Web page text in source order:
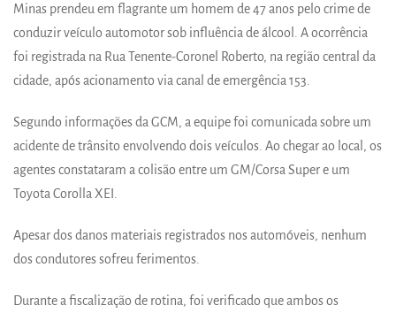
Minas prendeu em flagrante um homem de 47 anos pelo crime de
conduzir veículo automotor sob influência de álcool. A ocorrência
foi registrada na Rua Tenente-Coronel Roberto, na região central da
cidade, após acionamento via canal de emergência 153.
Segundo informações da GCM, a equipe foi comunicada sobre um
acidente de trânsito envolvendo dois veículos. Ao chegar ao local, os
agentes constataram a colisão entre um GM/Corsa Super e um
Toyota Corolla XEI.
Apesar dos danos materiais registrados nos automóveis, nenhum
dos condutores sofreu ferimentos.
Durante a fiscalização de rotina, foi verificado que ambos os